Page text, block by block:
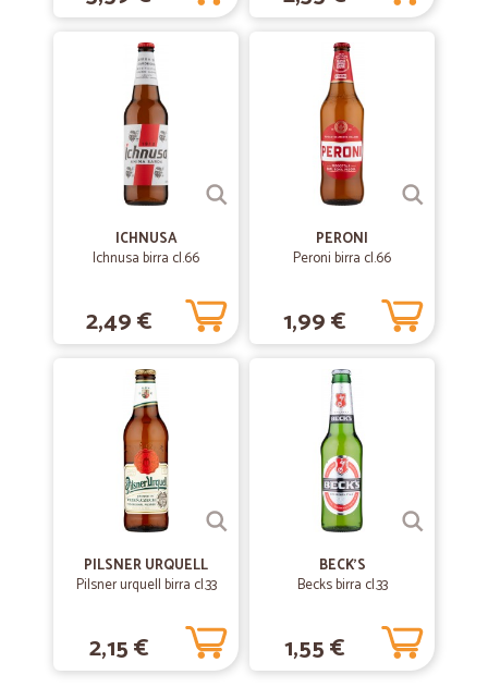
SERVIZIO OTTIMO CONSEGNA PUNTUALE…
SERVIZIO OTTIMO CONSEGNA PUNTUALE QUALITA' PREZZI BUONA
CORTESIA CORRIERE SQUISITA VIVAMENTE CONSIGLIATO A TUTTI
COLORO CHE CERCANO UN BUON RAPPORTO QUALITA' / PREZZO
—Agostino S.
Ottimo servizio puntuale nella…
—
spesa a domicilio!!
Ho utilizzato questo sito per fare la spesa ai miei genitori che in
questa emergenza sanitaria non possono uscire e abitano in altra
provincia. Ho trovato vasta scelta di prodotti, frutta e verdura
freschissima, velocità nella preparazione e consegna. Imballaggio
perfetto e sicuro. Come prima esperienza direi ottima.Mi dispiace solo
che si debba pagare la commissione se per esempio si paga con
un ottimo aiuto. Grazie!!
07/02/2020
Serena M.
Tutto perfetto grazie
ICHNUSA
Ichnusa birra cl.66
2,49 €
PERONI
Peroni birra cl.66
1,99 €
PILSNER URQUELL
Pilsner urquell birra cl.33
2,15 €
BECK'S
Becks birra cl.33
1,55 €